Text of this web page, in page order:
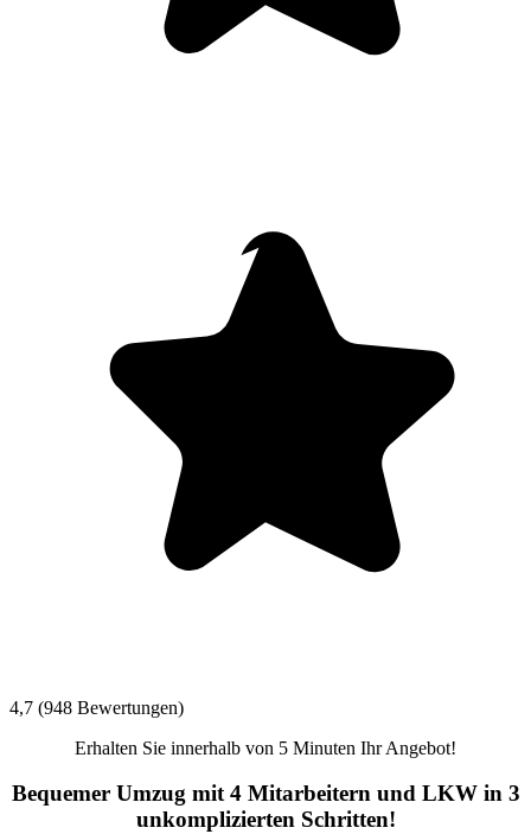
4,7 (948 Bewertungen)
Erhalten Sie innerhalb von 5 Minuten Ihr Angebot!
Bequemer Umzug mit 4 Mitarbeitern und LKW in 3
unkomplizierten Schritten!